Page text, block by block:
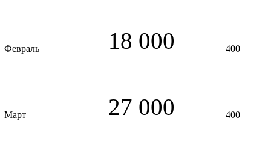
Февраль 18 000 400
Март 27 000 400